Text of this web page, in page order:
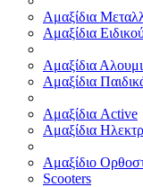
Αμαξίδια
Αμαξίδια
Αμαξίδια
Αμαξίδια
Αμαξίδια Active
Αμαξίδια
Αμαξίδιο
Scooters